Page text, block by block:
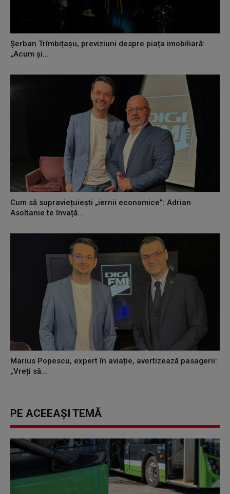
Șerban Trîmbițașu, previziuni despre piața imobiliară:
„Acum și...
Cum să supraviețuiești „iernii economice”: Adrian
Asoltanie te învață...
Marius Popescu, expert în aviație, avertizează pasagerii:
„Vreți să...
PE ACEEAȘI TEMĂ